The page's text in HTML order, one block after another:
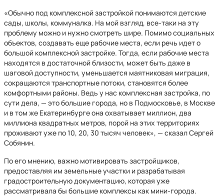
«Обычно под комплексной застройкой понимаются детские
сады, школы, коммуналка. На мой взгляд, все-таки на эту
проблему можно и нужно смотреть шире. Помимо социальных
объектов, создавать еще рабочие места, если речь идет о
большой комплексной застройке. Тогда, если рабочие места
находятся в достаточной близости, может быть даже в
шаговой доступности, уменьшается маятниковая миграция,
сокращаются транспортные потоки, становятся более
комфортными районы. Ведь у нас комплексная застройка, по
сути дела, — это большие города, но в Подмосковье, в Москве
и в том же Екатеринбурге она охватывает миллион, два
миллиона квадратных метров, порой на этих территориях
проживают уже по 10, 20, 30 тысяч человек», — сказал Сергей
Собянин.
По его мнению, важно мотивировать застройщиков,
предоставляя им земельные участки и разрабатывая
градостроительную документацию, которая уже
рассматривала бы большие комплексы как мини-города.